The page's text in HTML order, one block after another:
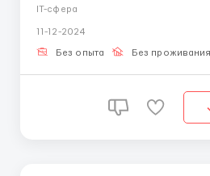
круті інтерфейси,
перетворюються на реальні
на собі волосся від радості (і
IT-сфера
11-12-2024
Без опыта Без проживания